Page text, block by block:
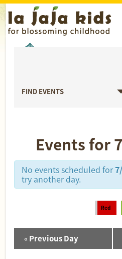
丫
FIND EVENTS
Events for
No events scheduled for
try another day.
Red
Day
Navigation
« Previous Day